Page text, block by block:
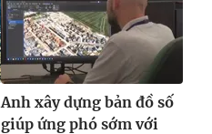
Anh xây dựng bản đồ số
giúp ứng phó sớm với